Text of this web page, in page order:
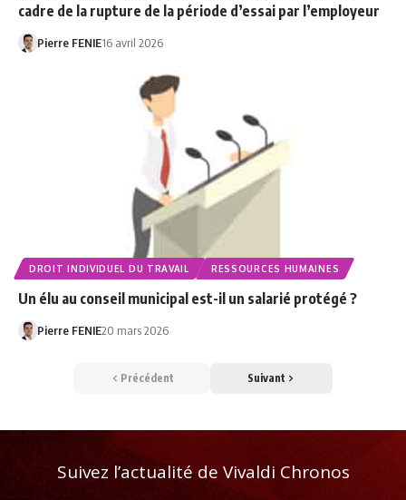
cadre de la rupture de la période d’essai par l’employeur
Pierre FENIE16 avril 2026
DROIT INDIVIDUEL DU TRAVAIL RESSOURCES HUMAINES
Un élu au conseil municipal est-il un salarié protégé ?
Pierre FENIE20 mars 2026
Précédent Suivant
Suivez l’actualité de Vivaldi Chronos